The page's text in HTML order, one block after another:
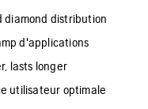
diamond distribution
d'applications
lasts longer
utilisateur optimale